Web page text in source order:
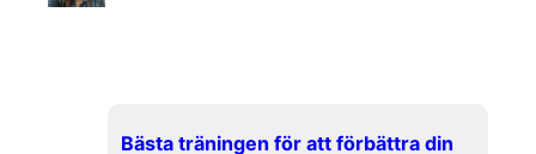
Bästa träningen för att förbättra din